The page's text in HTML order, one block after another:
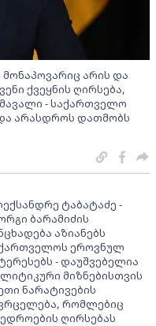
მონაპოვარიც არის და
ქვეყნის ღირსება,
- საქართველო
არასდროს დათმობს
ტაბატაძე -
ბარამიძის
აზიანებს
ეროვნულ
- დაუშვებელია
მიზნებისთვის
ნარატივების
რომლებიც
ღირსებას